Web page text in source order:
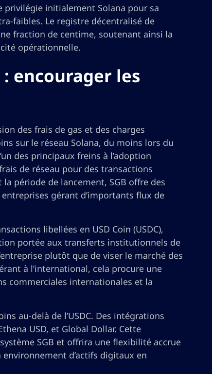
privilégie initialement Solana pour sa
faibles. Le registre décentralisé de
fraction de centime, soutenant ainsi la
opérationnelle.
encourager les
des frais de gas et des charges
sur le réseau Solana, du moins lors du
des principaux freins à l’adoption
de réseau pour des transactions
période de lancement, SGB offre des
gérant d’importants flux de
libellées en USD Coin (USDC),
portée aux transferts institutionnels de
plutôt que de viser le marché des
à l’international, cela procure une
commerciales internationales et la
au-delà de l’USDC. Des intégrations
USD, et Global Dollar. Cette
SGB et offrira une flexibilité accrue
d’actifs digitaux en